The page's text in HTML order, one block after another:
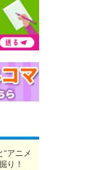
“アニメ
り！